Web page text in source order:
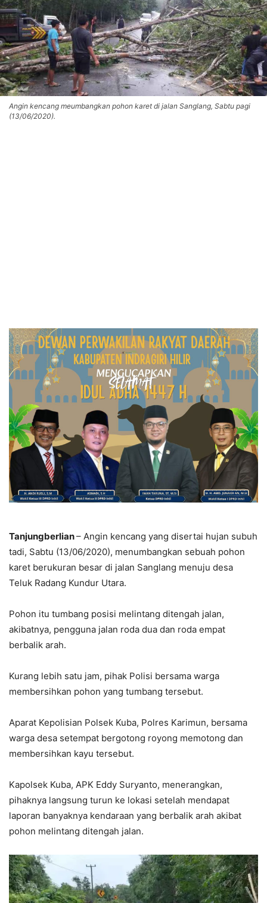
Angin kencang meumbangkan pohon karet di jalan Sanglang, Sabtu pagi
(13/06/2020).
Tanjungberlian– Angin kencang yang disertai hujan subuh
tadi, Sabtu (13/06/2020), menumbangkan sebuah pohon
karet berukuran besar di jalan Sanglang menuju desa
Teluk Radang Kundur Utara.
Pohon itu tumbang posisi melintang ditengah jalan,
akibatnya, pengguna jalan roda dua dan roda empat
berbalik arah.
Kurang lebih satu jam, pihak Polisi bersama warga
membersihkan pohon yang tumbang tersebut.
Aparat Kepolisian Polsek Kuba, Polres Karimun, bersama
warga desa setempat bergotong royong memotong dan
membersihkan kayu tersebut.
Kapolsek Kuba, APK Eddy Suryanto, menerangkan,
pihaknya langsung turun ke lokasi setelah mendapat
laporan banyaknya kendaraan yang berbalik arah akibat
pohon melintang ditengah jalan.